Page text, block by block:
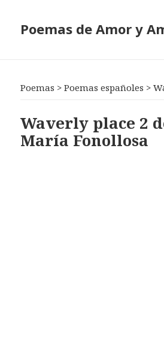
Poemas de Amor y
Poemas >Poemas españoles >
Waverly place 2
María Fonollosa